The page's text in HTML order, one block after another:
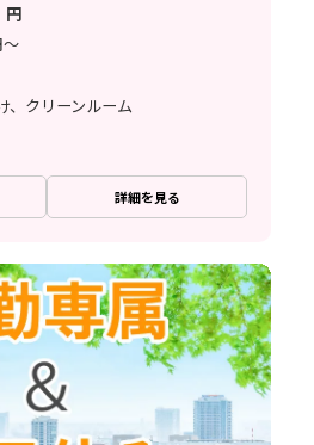
円
～
、クリーンルーム
詳細を見る